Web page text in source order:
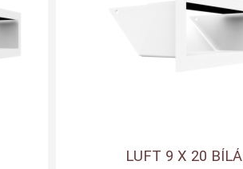
LUFT 9 X 20 BÍLÁ